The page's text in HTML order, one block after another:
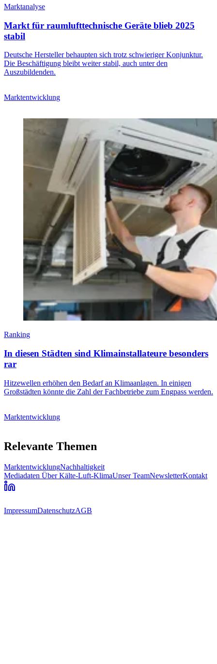
Marktanalyse
Markt für raumlufttechnische Geräte blieb 2025
stabil
Deutsche Hersteller behaupten sich trotz schwieriger Konjunktur.
Die Beschäftigung bleibt weiter stabil, auch unter den
Auszubildenden.
Marktentwicklung
Ranking
In diesen Städten sind Klimainstallateure besonders
rar
Hitzewellen erhöhen den Bedarf an Klimaanlagen. In einigen
Großstädten könnte die Zahl der Fachbetriebe zum Engpass werden.
Marktentwicklung
Relevante Themen
MarktentwicklungNachhaltigkeit
Mediadaten Über Kälte-Luft-KlimaUnser TeamNewsletterKontakt
ImpressumDatenschutzAGB